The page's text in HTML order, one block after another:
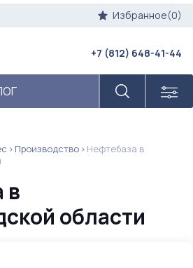
Избранное(0)
+7 (812) 648-41-44
Производство
Нефтебаза в
в
области